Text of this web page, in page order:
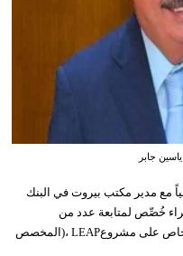
ياسين جابر
مع مدير مكتب بيروت في البنك
خُصِّص لمتابعة عدد من
المشاريع قيد التنفيذ، وجرى التركيز بشكل خاص على مشروعLEAP ،(المخصص